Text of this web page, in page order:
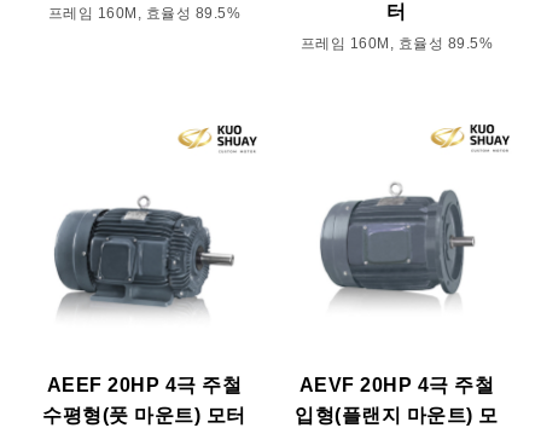
프레임 160M, 효율성 89.5%
터
프레임 160M, 효율성 89.5%
AEEF 20HP 4극 주철
수평형(풋 마운트) 모터
AEVF 20HP 4극 주철
입형(플랜지 마운트) 모